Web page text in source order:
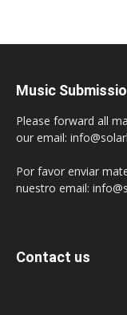
Music
Please forward all
our email:
Por favor enviar
nuestro email:
Contact us